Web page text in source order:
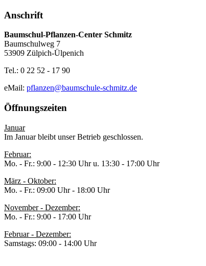
Anschrift
Baumschul-Pflanzen-Center Schmitz
Baumschulweg 7
53909 Zülpich-Ülpenich
Tel.: 0 22 52 - 17 90
eMail: pflanzen@baumschule-schmitz.de
Öffnungszeiten
Januar
Im Januar bleibt unser Betrieb geschlossen.
Februar:
Mo. - Fr.: 9:00 - 12:30 Uhr u. 13:30 - 17:00 Uhr
März - Oktober:
Mo. - Fr.: 09:00 Uhr - 18:00 Uhr
November - Dezember:
Mo. - Fr.: 9:00 - 17:00 Uhr
Februar - Dezember:
Samstags: 09:00 - 14:00 Uhr